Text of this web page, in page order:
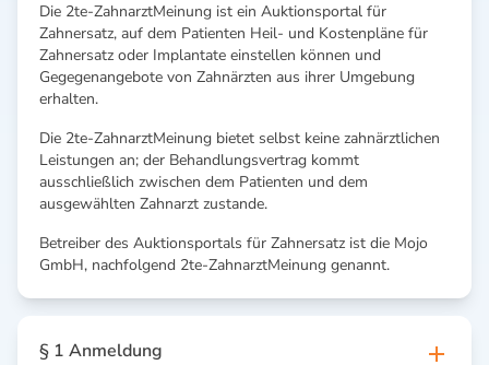
Die 2te-ZahnarztMeinung ist ein Auktionsportal für
Zahnersatz, auf dem Patienten Heil- und Kostenpläne für
Zahnersatz oder Implantate einstellen können und
Gegegenangebote von Zahnärzten aus ihrer Umgebung
erhalten.
Die 2te-ZahnarztMeinung bietet selbst keine zahnärztlichen
Leistungen an; der Behandlungsvertrag kommt
ausschließlich zwischen dem Patienten und dem
ausgewählten Zahnarzt zustande.
Betreiber des Auktionsportals für Zahnersatz ist die Mojo
GmbH, nachfolgend 2te-ZahnarztMeinung genannt.
§ 1 Anmeldung